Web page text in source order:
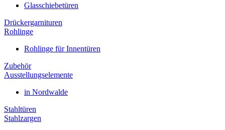
Glasschiebetüren
Drückergarnituren
Rohlinge
Rohlinge für Innentüren
Zubehör
Ausstellungselemente
in Nordwalde
Stahltüren
Stahlzargen